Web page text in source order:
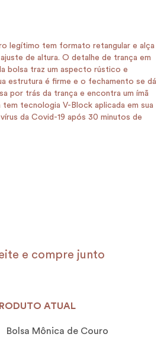
legítimo tem formato retangular e alça
de altura. O detalhe de trança em
bolsa traz um aspecto rústico e
estrutura é firme e o fechamento se dá
por trás da trança e encontra um ímã
tecnologia V-Block aplicada em sua
da Covid-19 após 30 minutos de
e compre junto
ATUAL
Bolsa Mônica de Couro